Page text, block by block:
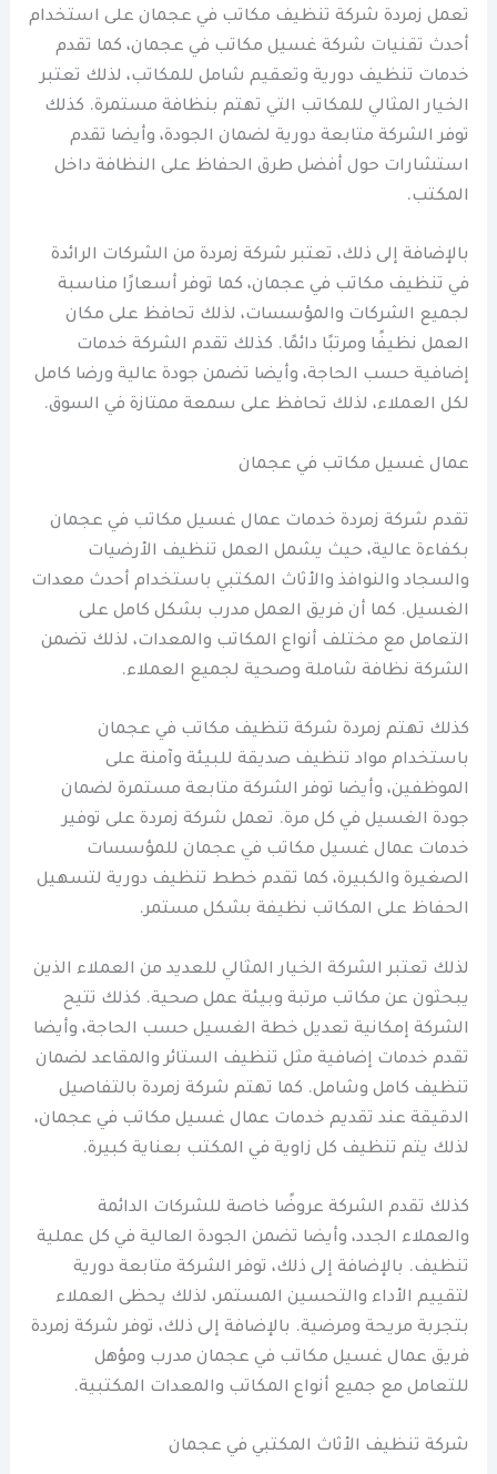
تعمل زمردة شركة تنظيف مكاتب في عجمان على استخدام
أحدث تقنيات شركة غسيل مكاتب في عجمان، كما تقدم
خدمات تنظيف دورية وتعقيم شامل للمكاتب، لذلك تعتبر
الخيار المثالي للمكاتب التي تهتم بنظافة مستمرة. كذلك
توفر الشركة متابعة دورية لضمان الجودة، وأيضا تقدم
استشارات حول أفضل طرق الحفاظ على النظافة داخل
المكتب.
بالإضافة إلى ذلك، تعتبر شركة زمردة من الشركات الرائدة
في تنظيف مكاتب في عجمان، كما توفر أسعارًا مناسبة
لجميع الشركات والمؤسسات، لذلك تحافظ على مكان
العمل نظيفًا ومرتبًا دائمًا. كذلك تقدم الشركة خدمات
إضافية حسب الحاجة، وأيضا تضمن جودة عالية ورضا كامل
لكل العملاء، لذلك تحافظ على سمعة ممتازة في السوق.
عمال غسيل مكاتب في عجمان
تقدم شركة زمردة خدمات عمال غسيل مكاتب في عجمان
بكفاءة عالية، حيث يشمل العمل تنظيف الأرضيات
والسجاد والنوافذ والأثاث المكتبي باستخدام أحدث معدات
الغسيل. كما أن فريق العمل مدرب بشكل كامل على
التعامل مع مختلف أنواع المكاتب والمعدات، لذلك تضمن
الشركة نظافة شاملة وصحية لجميع العملاء.
كذلك تهتم زمردة شركة تنظيف مكاتب في عجمان
باستخدام مواد تنظيف صديقة للبيئة وآمنة على
الموظفين، وأيضا توفر الشركة متابعة مستمرة لضمان
جودة الغسيل في كل مرة. تعمل شركة زمردة على توفير
خدمات عمال غسيل مكاتب في عجمان للمؤسسات
الصغيرة والكبيرة، كما تقدم خطط تنظيف دورية لتسهيل
الحفاظ على المكاتب نظيفة بشكل مستمر.
لذلك تعتبر الشركة الخيار المثالي للعديد من العملاء الذين
يبحثون عن مكاتب مرتبة وبيئة عمل صحية. كذلك تتيح
الشركة إمكانية تعديل خطة الغسيل حسب الحاجة، وأيضا
تقدم خدمات إضافية مثل تنظيف الستائر والمقاعد لضمان
تنظيف كامل وشامل. كما تهتم شركة زمردة بالتفاصيل
الدقيقة عند تقديم خدمات عمال غسيل مكاتب في عجمان،
لذلك يتم تنظيف كل زاوية في المكتب بعناية كبيرة.
كذلك تقدم الشركة عروضًا خاصة للشركات الدائمة
والعملاء الجدد، وأيضا تضمن الجودة العالية في كل عملية
تنظيف. بالإضافة إلى ذلك، توفر الشركة متابعة دورية
لتقييم الأداء والتحسين المستمر، لذلك يحظى العملاء
بتجربة مريحة ومرضية. بالإضافة إلى ذلك، توفر شركة زمردة
فريق عمال غسيل مكاتب في عجمان مدرب ومؤهل
للتعامل مع جميع أنواع المكاتب والمعدات المكتبية.
شركة تنظيف الأثاث المكتبي في عجمان